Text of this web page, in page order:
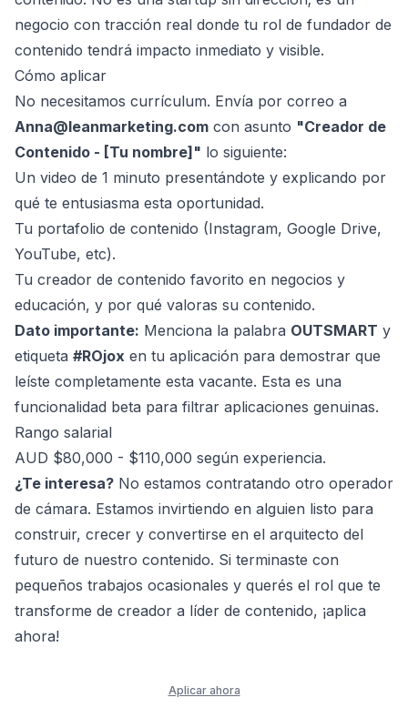
negocio con tracción real donde tu rol de fundador de
contenido tendrá impacto inmediato y visible.
Cómo aplicar
No necesitamos currículum. Envía por correo a
Anna@leanmarketing.com con asunto "Creador de
Contenido - [Tu nombre]" lo siguiente:
Un video de 1 minuto presentándote y explicando por
qué te entusiasma esta oportunidad.
Tu portafolio de contenido (Instagram, Google Drive,
YouTube, etc).
Tu creador de contenido favorito en negocios y
educación, y por qué valoras su contenido.
Dato importante: Menciona la palabra OUTSMART y
etiqueta #ROjox en tu aplicación para demostrar que
leíste completamente esta vacante. Esta es una
funcionalidad beta para filtrar aplicaciones genuinas.
Rango salarial
AUD $80,000 - $110,000 según experiencia.
¿Te interesa? No estamos contratando otro operador
de cámara. Estamos invirtiendo en alguien listo para
construir, crecer y convertirse en el arquitecto del
futuro de nuestro contenido. Si terminaste con
pequeños trabajos ocasionales y querés el rol que te
transforme de creador a líder de contenido, ¡aplica
ahora!
Aplicar ahora